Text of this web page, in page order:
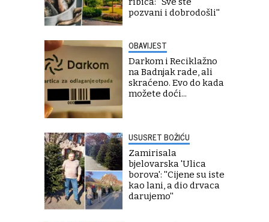
pozvani i dobrodošli''
OBAVIJEST
Darkom i Reciklažno
na Badnjak rade, ali
skraćeno. Evo do kada
možete doći...
USUSRET BOŽIĆU
Zamirisala
bjelovarska 'Ulica
borova': ''Cijene su iste
kao lani, a dio drvaca
darujemo''